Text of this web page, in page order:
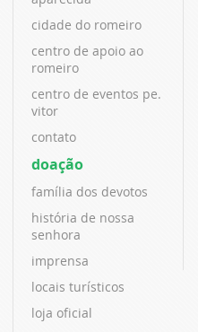
cidade do romeiro
centro de apoio ao
romeiro
centro de eventos pe.
vitor
contato
doação
família dos devotos
história de nossa
senhora
imprensa
locais turísticos
loja oficial